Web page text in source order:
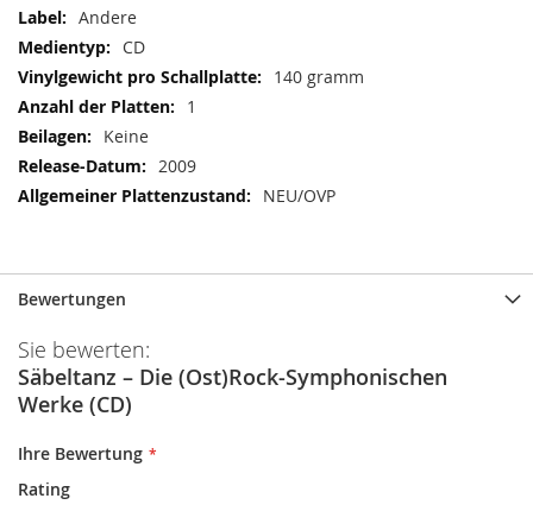
Andere
CD
140 gramm
1
Keine
2009
NEU/OVP
Bewertungen
Sie bewerten:
Säbeltanz – Die (Ost)Rock-Symphonischen
Werke (CD)
Ihre Bewertung
Rating